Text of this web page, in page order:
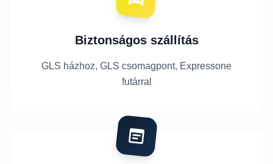
Biztonságos szállítás
GLS házhoz, GLS csomagpont, Expressone
futárral